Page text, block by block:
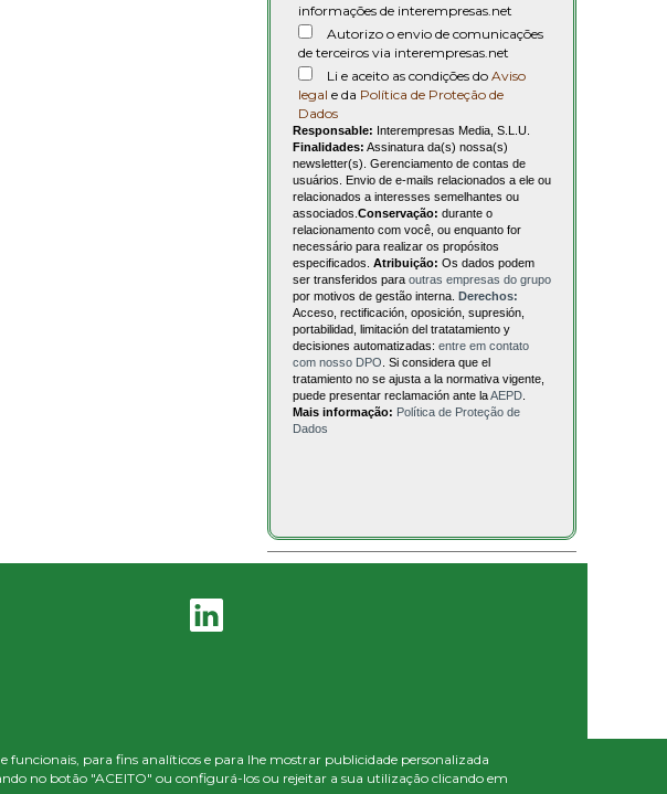
funcionais, para fins analíticos e para lhe mostrar publicidade personalizada
no botão "ACEITO" ou configurá-los ou rejeitar a sua utilização clicando em
informações de interempresas.net
Autorizo o envio de comunicações
de terceiros via interempresas.net
Li e aceito as condições do Aviso
legal e da Política de Proteção de
Dados
Responsable: Interempresas Media, S.L.U.
Finalidades: Assinatura da(s) nossa(s)
newsletter(s). Gerenciamento de contas de
usuários. Envio de e-mails relacionados a ele ou
relacionados a interesses semelhantes ou
associados. Conservação: durante o
relacionamento com você, ou enquanto for
necessário para realizar os propósitos
especificados. Atribuição: Os dados podem
ser transferidos para outras empresas do grupo
por motivos de gestão interna. Derechos:
Acceso, rectificación, oposición, supresión,
portabilidad, limitación del tratatamiento y
decisiones automatizadas: entre em contato
com nosso DPO . Si considera que el
tratamiento no se ajusta a la normativa vigente,
puede presentar reclamación ante laAEPD
Mais informação: Política de Proteção de
Dados